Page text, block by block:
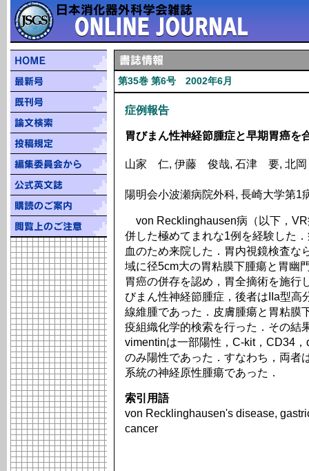
第35巻 第6号 2002年6月
症例報告
胃びまん性神経節腫症と早期胃癌
山家 仁, 伊藤 俊哉, 石津 要, 北
陽明会小波瀬病院外科, 長崎大学第1
von Recklinghausen病（以下，
併した極めてまれな1例を経験した
血のため来院した．胃内視鏡検査な
域に径5cm大の胃粘膜下腫瘍と胃幽
胃癌の併存を認め，胃全摘術を施行
びまん性神経節腫症，後者はIIa型高
線維腫であった．皮膚腫瘍と胃粘膜
疫組織化学的検索を行った．その結
vimentinは一部陽性，C-kit，CD34
のみ陽性であった．すなわち，両者
系統の神経原性腫瘍であった．
索引用語
von Recklinghausen's disease,
cancer